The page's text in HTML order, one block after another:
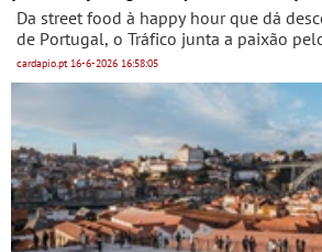
preço
Da street food à happy hour que dá
de Portugal, o Tráfico junta a paixão
vista para o Tejo para dar o pontapé de
transmissões do Mundial Desde o
Futebol vive-se com garra no Tráfico, o
adeptos mais fervorosos da Seleção
os acompanhantes indispensáveis para
e snacks irresistíveis, com brindes para
uma happy hour imbatível onde cada
celebrado com 50% de desconto na
cardapio.pt 16-6-2026 16:58:05